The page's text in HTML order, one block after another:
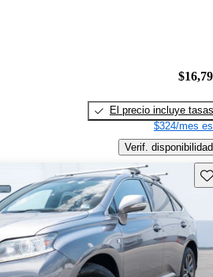
El precio incluye tasas
$324/mes
Verif. disponibilidad